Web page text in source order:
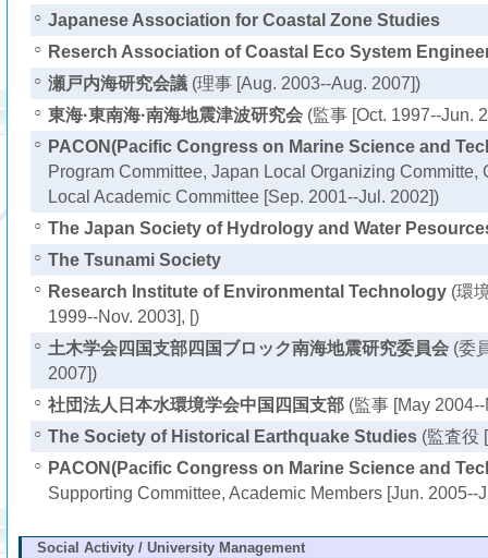
○ Japanese Association for Coastal Zone Studies
○ Reserch Association of Coastal Eco System
○ 瀬戸内海研究会議(理事 [Aug. 2003--Aug. 2007])
○ 東海·東南海·南海地震津波研究会(監事 [Oct. 1997--Jun.
○
PACON(Pacific Congress on Marine Science and
Program Committee, Japan Local Organizing Committe,
Local Academic Committee [Sep. 2001--Jul. 2002])
○ The Japan Society of Hydrology and Water
○ The Tsunami Society
○ Research Institute of Environmental Technology(環
1999--Nov. 2003], [)
○ 土木学会四国支部四国ブロック南海地震研究委員会(委
2007])
○ 社団法人日本水環境学会中国四国支部(監事 [May 2004--
○ The Society of Historical Earthquake Studies(監査役
○
PACON(Pacific Congress on Marine Science and
Supporting Committee, Academic Members [Jun. 2005--
Social Activity / University Management